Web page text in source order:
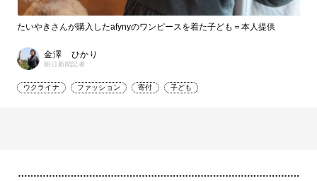
たいやきさんが購入したafynyのワンピースを着た子ども＝本人提供
金澤 ひかり
朝日新聞記者
ウクライナ ファッション 寄付 子ども